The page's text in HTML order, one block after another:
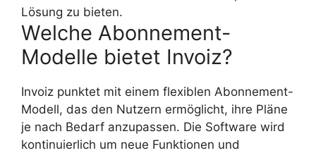
Lösung zu bieten.
Welche Abonnement-
Modelle bietet Invoiz?
Invoiz punktet mit einem flexiblen Abonnement-
Modell, das den Nutzern ermöglicht, ihre Pläne
je nach Bedarf anzupassen. Die Software wird
kontinuierlich um neue Funktionen und